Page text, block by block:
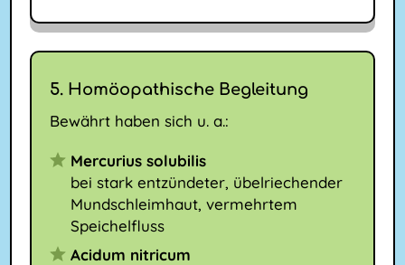
5. Homöopathische Begleitung
Bewährt haben sich u. a.:
Mercurius solubilis
bei stark entzündeter, übelriechender
Mundschleimhaut, vermehrtem
Speichelfluss
Acidum nitricum